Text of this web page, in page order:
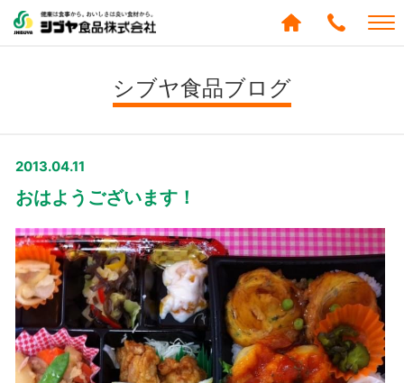
シブヤ食品ブログ
2013.04.11
おはようございます！